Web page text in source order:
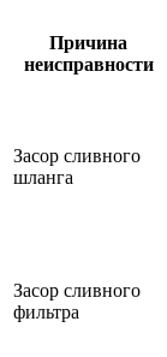
Причина
неисправности
Засор сливного
шланга
Засор сливного
фильтра